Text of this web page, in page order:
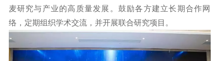
麦研究与产业的高质量发展。鼓励各方建立长期合作网
络，定期组织学术交流，并开展联合研究项目。